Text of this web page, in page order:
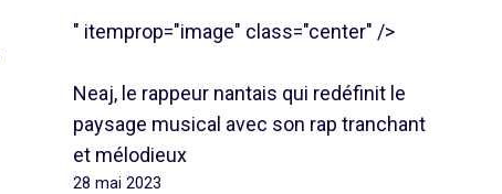
" itemprop="image" class="center" />
Neaj, le rappeur nantais qui redéfinit le
paysage musical avec son rap tranchant
et mélodieux
28 mai 2023